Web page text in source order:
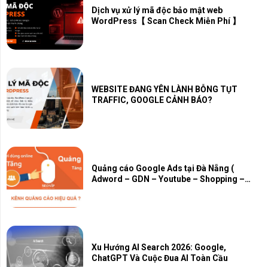
Dịch vụ xử lý mã độc bảo mật web
WordPress【 Scan Check Miễn Phí 】
WEBSITE ĐANG YÊN LÀNH BỖNG TỤT
TRAFFIC, GOOGLE CẢNH BÁO?
Quảng cáo Google Ads tại Đà Nẵng (
Adword – GDN – Youtube – Shopping –
Xu Hướng AI Search 2026: Google,
ChatGPT Và Cuộc Đua AI Toàn Cầu